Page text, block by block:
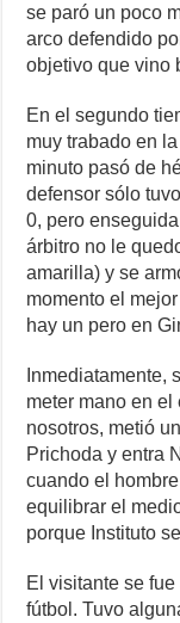
se paró un poco
arco defendido
objetivo que vino
En el segundo
muy trabado en
minuto pasó de
defensor sólo
0, pero
árbitro no le
amarilla) y se
momento el
hay un pero en
Inmediatamente,
meter mano en
nosotros, metió
Prichoda y entra
cuando el
equilibrar el
porque Instituto
El visitante se
fútbol. Tuvo